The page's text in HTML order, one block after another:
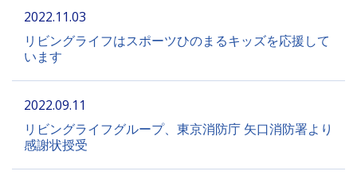
2022.11.03
リビングライフはスポーツひのまるキッズを応援して
います
2022.09.11
リビングライフグループ、東京消防庁 矢口消防署より
感謝状授受